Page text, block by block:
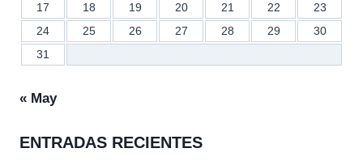
17
18 19 20 21 22
23
24
25 26 27 28 29
30
31
« May
ENTRADAS RECIENTES